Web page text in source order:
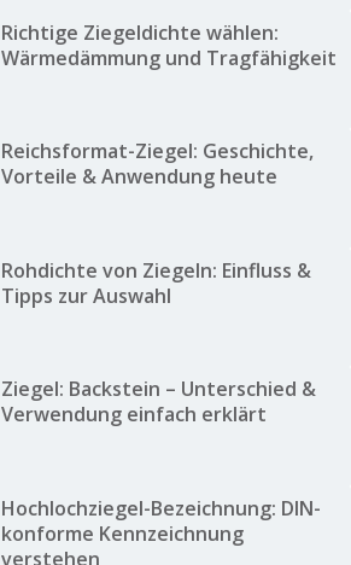
Richtige Ziegeldichte wählen:
Wärmedämmung und Tragfähigkeit
Reichsformat-Ziegel: Geschichte,
Vorteile & Anwendung heute
Rohdichte von Ziegeln: Einfluss &
Tipps zur Auswahl
Ziegel: Backstein – Unterschied &
Verwendung einfach erklärt
Hochlochziegel-Bezeichnung: DIN-
konforme Kennzeichnung
verstehen